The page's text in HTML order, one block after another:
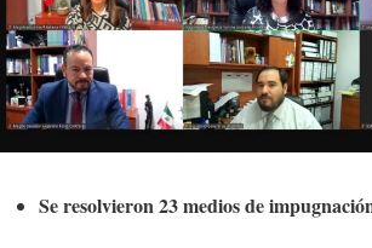
Se resolvieron 23 medios de